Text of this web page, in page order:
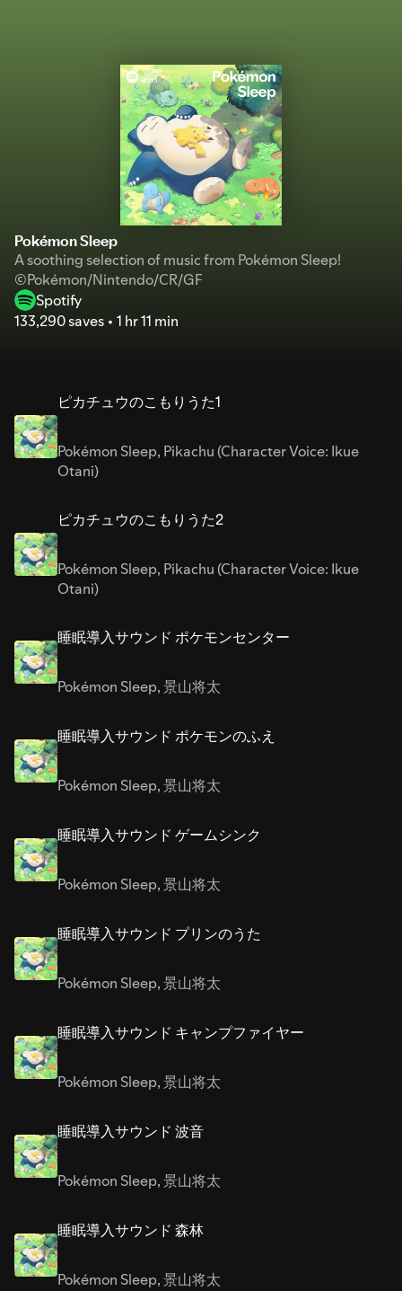
Pokémon Sleep
A soothing selection of music from Pokémon Sleep!
©Pokémon/Nintendo/CR/GF
Spotify
133,290 saves
1 hr 11 min
ピカチュウのこもりうた1
Pokémon Sleep, Pikachu (Character Voice: Ikue
Otani)
ピカチュウのこもりうた2
Pokémon Sleep, Pikachu (Character Voice: Ikue
Otani)
睡眠導入サウンド ポケモンセンター
Pokémon Sleep,景山将太
睡眠導入サウンド ポケモンのふえ
Pokémon Sleep,景山将太
睡眠導入サウンド ゲームシンク
Pokémon Sleep,景山将太
睡眠導入サウンド プリンのうた
Pokémon Sleep,景山将太
睡眠導入サウンド キャンプファイヤー
Pokémon Sleep,景山将太
睡眠導入サウンド 波音
Pokémon Sleep,景山将太
睡眠導入サウンド 森林
Pokémon Sleep,景山将太